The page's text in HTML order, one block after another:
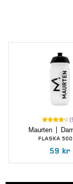
(
Maurten
FLASKA
59 kr